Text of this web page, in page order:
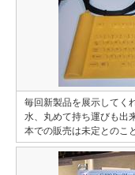
毎回新製品を展示してく
水、丸めて持ち運びも出
本での販売は未定とのこ